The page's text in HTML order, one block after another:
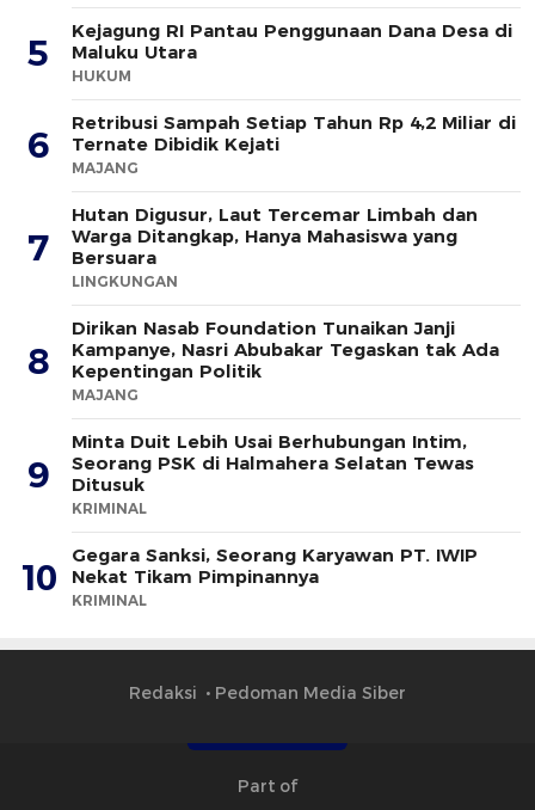
5
Kejagung RI Pantau Penggunaan Dana Desa di
Maluku Utara
HUKUM
6
Retribusi Sampah Setiap Tahun Rp 4,2 Miliar di
Ternate Dibidik Kejati
MAJANG
7
Hutan Digusur, Laut Tercemar Limbah dan
Warga Ditangkap, Hanya Mahasiswa yang
Bersuara
LINGKUNGAN
8
Dirikan Nasab Foundation Tunaikan Janji
Kampanye, Nasri Abubakar Tegaskan tak Ada
Kepentingan Politik
MAJANG
9
Minta Duit Lebih Usai Berhubungan Intim,
Seorang PSK di Halmahera Selatan Tewas
Ditusuk
KRIMINAL
10
Gegara Sanksi, Seorang Karyawan PT. IWIP
Nekat Tikam Pimpinannya
KRIMINAL
Redaksi Pedoman Media Siber
Part of